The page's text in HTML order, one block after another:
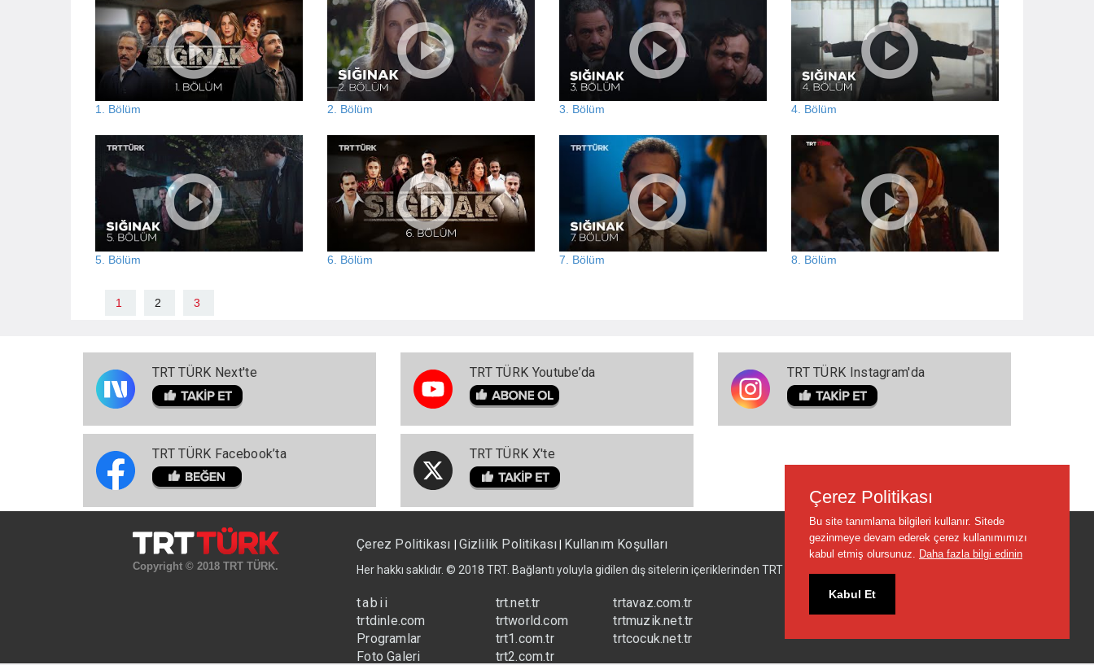
1. Bölüm 2. Bölüm 3. Bölüm 4. Bölüm
5. Bölüm 6. Bölüm 7. Bölüm 8. Bölüm
1 2 3
TRT TÜRK Next'te
TRT TÜRK Facebook’ta
TRT TÜRK Youtube’da
TRT TÜRK X'te
TRT TÜRK Instagram'da
Copyright © 2018 TRT TÜRK.
Çerez Politikası Gizlilik Politikası Kullanım Koşulları
Her hakkı saklıdır. © 2018 TRT. Bağlantı yoluyla gidilen dış sitelerin içeriklerinden TRT sorumlu değildir.
tabii
trtdinle.com
Programlar
Foto Galeri
trt.net.tr
trtworld.com
trt1.com.tr
trt2.com.tr
trtavaz.com.tr
trtmuzik.net.tr
trtcocuk.net.tr
Çerez Politikası
Bu site tanımlama bilgileri kullanır. Sitede
gezinmeye devam ederek çerez kullanımımızı
kabul etmiş olursunuz. Daha fazla bilgi edinin
Kabul Et